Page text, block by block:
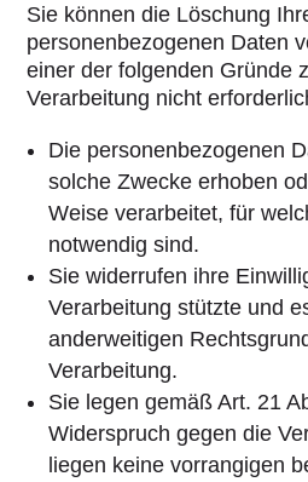
Sie können die Löschung
personenbezogenen Daten
einer der folgenden Gründe
Verarbeitung nicht
Die personenbezogenen
solche Zwecke erhoben
Weise verarbeitet, für
notwendig sind.
Sie widerrufen ihre
Verarbeitung stützte und
anderweitigen
Verarbeitung.
Sie legen gemäß Art. 21
Widerspruch gegen die
liegen keine vorrangigen